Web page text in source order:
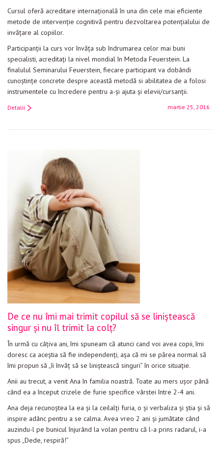
Cursul oferă acreditare internațională în una din cele mai eficiente
metode de intervenție cognitivă pentru dezvoltarea potenţialului de
invățare al copiilor.
Participanţii la curs vor învăţa sub îndrumarea celor mai buni
specialisti, acreditaţi la nivel mondial în Metoda Feuerstein. La
finalulul Seminarului Feuerstein, fiecare participant va dobândi
cunoştinţe concrete despre această metodă si abilitatea de a folosi
instrumentele cu încredere pentru a-şi ajuta şi elevii/cursanții.
martie 25, 2016
Detalii
De ce nu îmi mai trimit copilul să se liniștească
singur și nu îl trimit la colț?
În urmă cu câțiva ani, îmi spuneam că atunci cand voi avea copii, îmi
doresc ca aceștia să fie independenți, așa că mi se părea normal să
îmi propun să „îi învăț să se liniștească singuri” în orice situație.
Anii au trecut, a venit Ana în familia noastră. Toate au mers ușor până
când ea a început crizele de furie specifice vârstei între 2-4 ani.
Ana deja recunoștea la ea și la ceilalți furia, o și verbaliza și știa și să
inspire adânc pentru a se calma. Avea vreo 2 ani și jumătate când
auzindu-l pe bunicul înjurând la volan pentru că l-a prins radarul, i-a
spus „Dede, respiră!”